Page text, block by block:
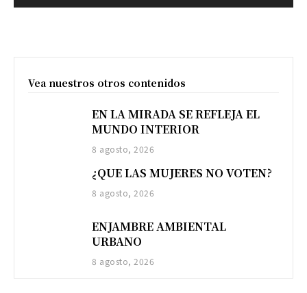
Vea nuestros otros contenidos
EN LA MIRADA SE REFLEJA EL
MUNDO INTERIOR
8 agosto, 2026
¿QUE LAS MUJERES NO VOTEN?
8 agosto, 2026
ENJAMBRE AMBIENTAL
URBANO
8 agosto, 2026